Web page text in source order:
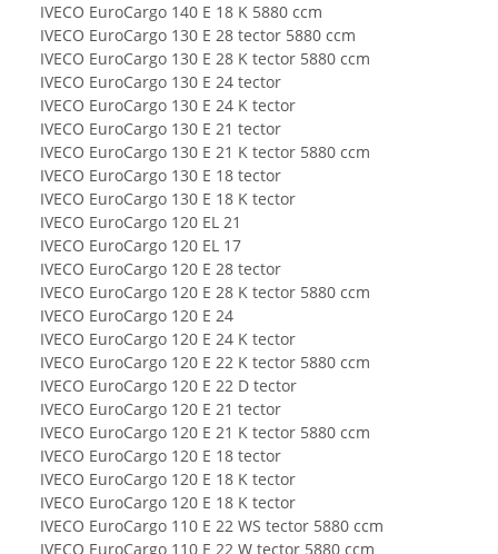
IVECO EuroCargo 140 E 18 K 5880 ccm
IVECO EuroCargo 130 E 28 tector 5880 ccm
IVECO EuroCargo 130 E 28 K tector 5880 ccm
IVECO EuroCargo 130 E 24 tector
IVECO EuroCargo 130 E 24 K tector
IVECO EuroCargo 130 E 21 tector
IVECO EuroCargo 130 E 21 K tector 5880 ccm
IVECO EuroCargo 130 E 18 tector
IVECO EuroCargo 130 E 18 K tector
IVECO EuroCargo 120 EL 21
IVECO EuroCargo 120 EL 17
IVECO EuroCargo 120 E 28 tector
IVECO EuroCargo 120 E 28 K tector 5880 ccm
IVECO EuroCargo 120 E 24
IVECO EuroCargo 120 E 24 K tector
IVECO EuroCargo 120 E 22 K tector 5880 ccm
IVECO EuroCargo 120 E 22 D tector
IVECO EuroCargo 120 E 21 tector
IVECO EuroCargo 120 E 21 K tector 5880 ccm
IVECO EuroCargo 120 E 18 tector
IVECO EuroCargo 120 E 18 K tector
IVECO EuroCargo 120 E 18 K tector
IVECO EuroCargo 110 E 22 WS tector 5880 ccm
IVECO EuroCargo 110 E 22 W tector 5880 ccm